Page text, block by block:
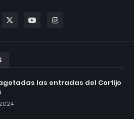
las entradas del Cortijo